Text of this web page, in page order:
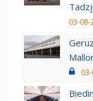
03-08-